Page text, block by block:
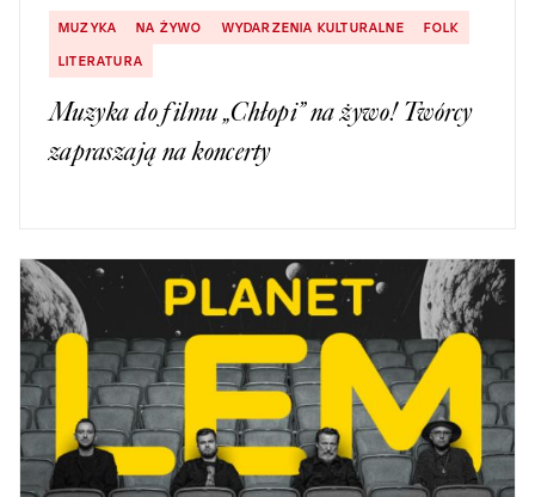
MUZYKA NA ŻYWO WYDARZENIA KULTURALNE
FOLK
LITERATURA
Muzyka do filmu „Chłopi” na żywo! Twórcy
zapraszają na koncerty